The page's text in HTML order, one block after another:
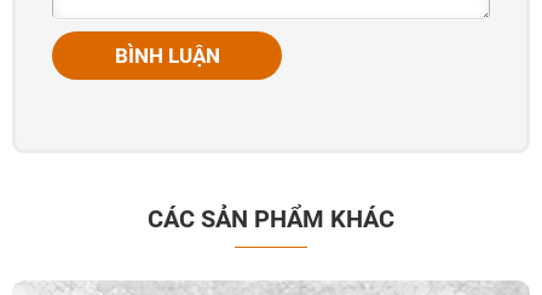
BÌNH LUẬN
CÁC SẢN PHẨM KHÁC